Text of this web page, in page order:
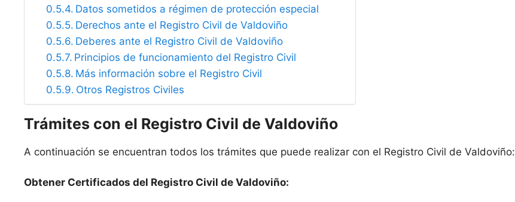
Datos sometidos a régimen de protección especial
Derechos ante el Registro Civil de Valdoviño
Deberes ante el Registro Civil de Valdoviño
Principios de funcionamiento del Registro Civil
Más información sobre el Registro Civil
Otros Registros Civiles
Trámites con el Registro Civil de Valdoviño
A continuación se encuentran todos los trámites que puede realizar con el Registro Civil de Valdoviño:
Obtener Certificados del Registro Civil de Valdoviño: